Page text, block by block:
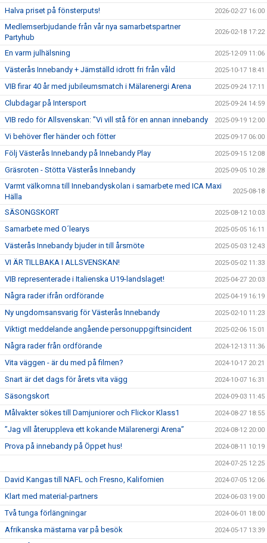
Halva priset på fönsterputs! 2026-02-27 16:00
Medlemserbjudande från vår nya samarbetspartner
Partyhub
2026-02-18 17:22
En varm julhälsning 2025-12-09 11:06
Västerås Innebandy + Jämställd idrott fri från våld 2025-10-17 18:41
VIB firar 40 år med jubileumsmatch i Mälarenergi Arena 2025-09-24 17:11
Clubdagar på Intersport 2025-09-24 14:59
VIB redo för Allsvenskan: ”Vi vill stå för en annan innebandy 2025-09-19 12:00
Vi behöver fler händer och fötter 2025-09-17 06:00
Följ Västerås Innebandy på Innebandy Play 2025-09-15 12:08
Gräsroten - Stötta Västerås Innebandy 2025-09-05 10:28
Varmt välkomna till Innebandyskolan i samarbete med ICA Maxi
Hälla
2025-08-18
SÄSONGSKORT 2025-08-12 10:03
Samarbete med O´learys 2025-05-05 16:11
Västerås Innebandy bjuder in till årsmöte 2025-05-03 12:43
VI ÄR TILLBAKA I ALLSVENSKAN! 2025-05-02 11:33
VIB representerade i Italienska U19-landslaget! 2025-04-27 20:03
Några rader ifrån ordförande 2025-04-19 16:19
Ny ungdomsansvarig för Västerås Innebandy 2025-02-10 11:23
Viktigt meddelande angående personuppgiftsincident 2025-02-06 15:01
Några rader från ordförande 2024-12-13 11:36
Vita väggen - är du med på filmen? 2024-10-17 20:21
Snart är det dags för årets vita vägg 2024-10-07 16:31
Säsongskort 2024-09-03 11:45
Målvakter sökes till Damjuniorer och Flickor Klass1 2024-08-27 18:55
”Jag vill återuppleva ett kokande Mälarenergi Arena” 2024-08-12 20:00
Prova på innebandy på Öppet hus! 2024-08-11 10:19
2024-07-25 12:25
David Kangas till NAFL och Fresno, Kalifornien 2024-07-05 12:06
Klart med material-partners 2024-06-03 19:00
Två tunga förlängningar 2024-06-01 18:00
Afrikanska mästarna var på besök 2024-05-17 13:39